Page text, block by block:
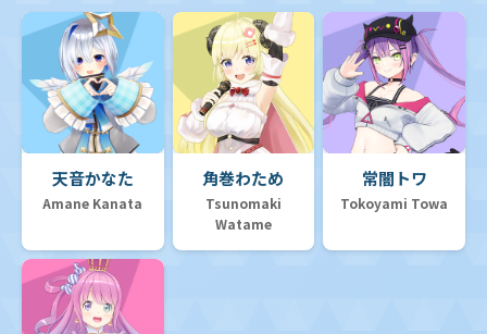
天音かなた
Amane Kanata
角巻わため
Tsunomaki
Watame
常闇トワ
Tokoyami Towa